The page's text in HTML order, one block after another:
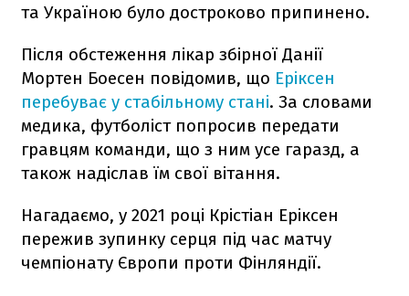
та Україною було достроково припинено.
Після обстеження лікар збірної Данії
Мортен Боесен повідомив, що Еріксен
перебуває у стабільному стані. За словами
медика, футболіст попросив передати
гравцям команди, що з ним усе гаразд, а
також надіслав їм свої вітання.
Нагадаємо, у 2021 році Крістіан Еріксен
пережив зупинку серця під час матчу
чемпіонату Європи проти Фінляндії.